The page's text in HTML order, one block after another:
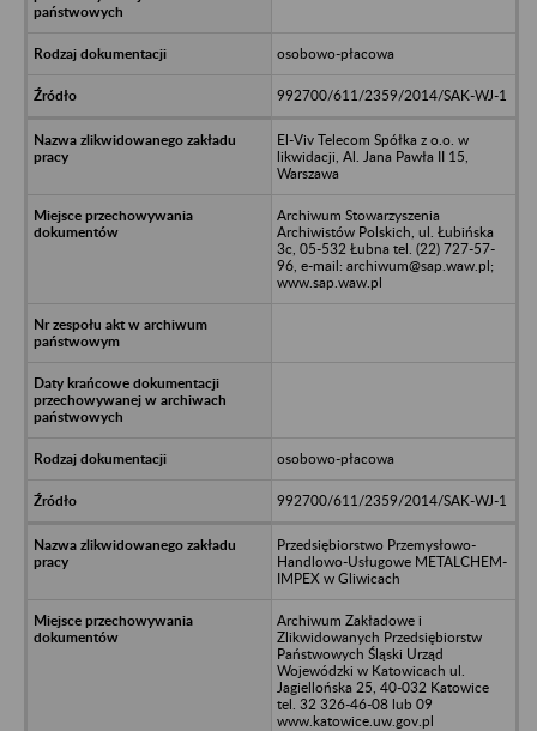
osobowo-płacowa
992700/611/2359/2014/SAK-WJ-1
El-Viv Telecom Spółka z o.o. w
likwidacji, Al. Jana Pawła II 15,
Warszawa
Archiwum Stowarzyszenia
Archiwistów Polskich, ul. Łubińska
3c, 05-532 Łubna tel. (22) 727-57-
96, e-mail: archiwum@sap.waw.pl;
www.sap.waw.pl
osobowo-płacowa
992700/611/2359/2014/SAK-WJ-1
Przedsiębiorstwo Przemysłowo-
Handlowo-Usługowe METALCHEM-
IMPEX w Gliwicach
Archiwum Zakładowe i
Zlikwidowanych Przedsiębiorstw
Państwowych Śląski Urząd
Wojewódzki w Katowicach ul.
Jagiellońska 25, 40-032 Katowice
tel. 32 326-46-08 lub 09
www.katowice.uw.gov.pl